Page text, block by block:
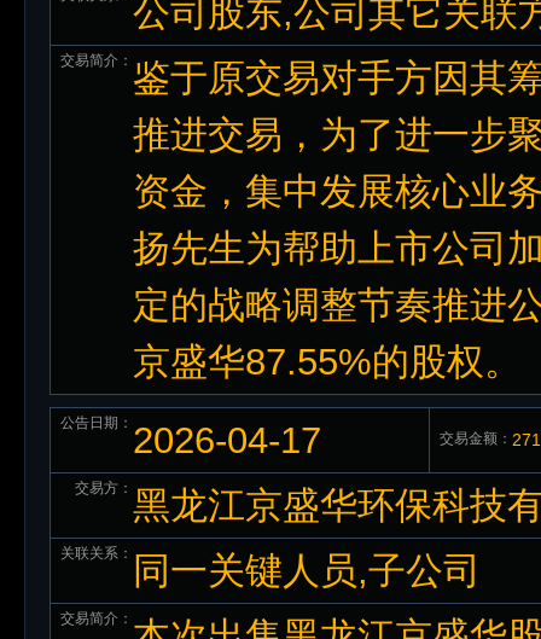
公司股东,公司其它关联
交易简介： 鉴于原交易对手方因其
推进交易，为了进一步
资金，集中发展核心业
扬先生为帮助上市公司
定的战略调整节奏推进
京盛华87.55%的股权。
公告日期： 2026-04-17 交易金额：
交易方： 黑龙江京盛华环保科技
关联关系： 同一关键人员,子公司
交易简介：